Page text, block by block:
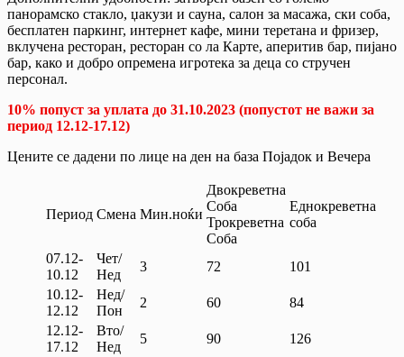
панорамско стакло, џакузи и сауна, салон за масажа, ски соба,
бесплатен паркинг, интернет кафе, мини теретана и фризер,
вклучена ресторан, ресторан со ла Карте, аперитив бар, пијано
бар, како и добро опремена игротека за деца со стручен
персонал.
10% попуст за уплата до 31.10.2023 (попустот не важи за
период 12.12-17.12)
Цените се дадени по лице на ден на база Појадок и Вечера
Период Смена Мин.ноќи
Двокреветна
Соба
Трокреветна
Соба
Еднокреветна
соба
07.12-
10.12
Чет/
Нед
3 72
101
10.12-
12.12
Нед/
Пон
2 60
84
12.12-
17.12
Вто/
Нед
5 90
126